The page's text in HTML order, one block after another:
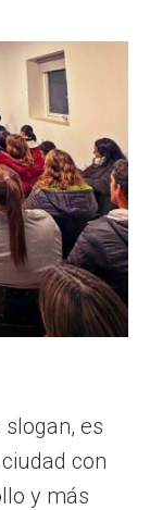
es
con
y más